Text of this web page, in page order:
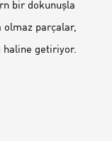
bir dokunuşla
olmaz parçalar,
haline getiriyor.